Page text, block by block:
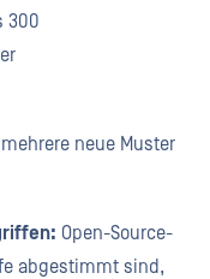
300
neue Muster
Open-Source-
abgestimmt sind,